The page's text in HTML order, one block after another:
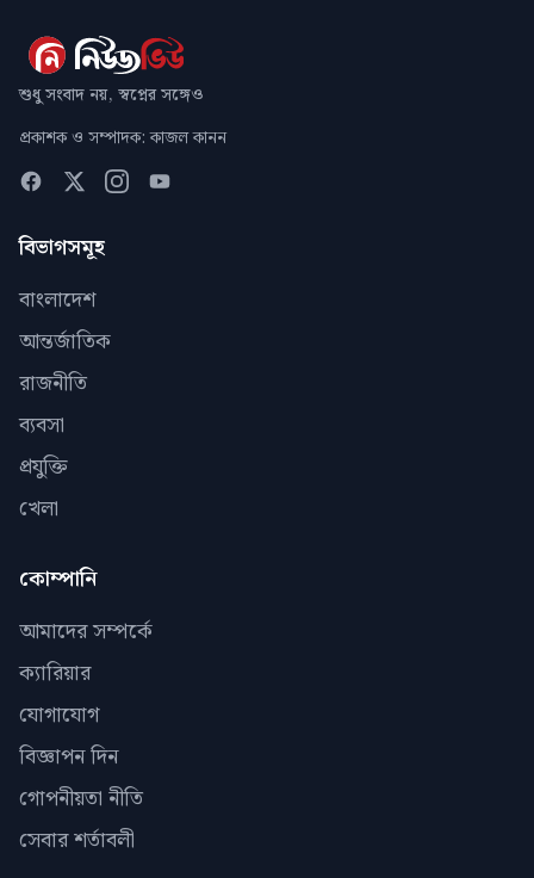
শুধু সংবাদ নয়, স্বপ্নের সঙ্গেও
প্রকাশক ও সম্পাদক: কাজল কানন
বিভাগসমূহ
বাংলাদেশ
আন্তর্জাতিক
রাজনীতি
ব্যবসা
প্রযুক্তি
খেলা
কোম্পানি
আমাদের সম্পর্কে
ক্যারিয়ার
যোগাযোগ
বিজ্ঞাপন দিন
গোপনীয়তা নীতি
সেবার শর্তাবলী